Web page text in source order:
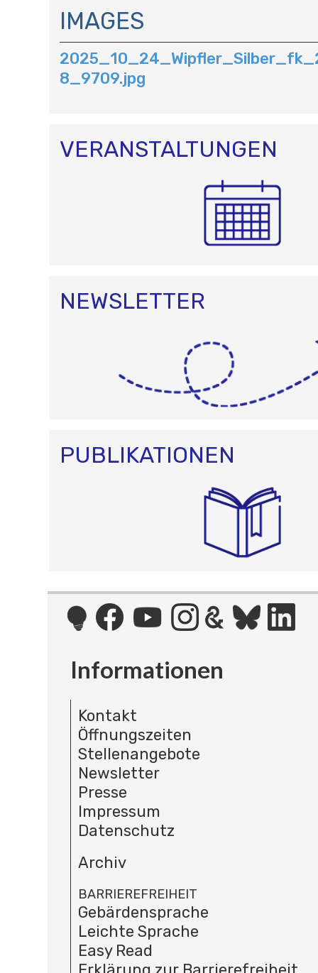
A
V
I
G
A
N
IMAGES
8_9709.jpg
VERANSTALTUNGEN
NEWSLETTER
PUBLIKATIONEN
Informationen
Kontakt
Öffnungszeiten
Stellenangebote
Newsletter
Presse
Impressum
Datenschutz
Archiv
BARRIEREFREIHEIT
Gebärdensprache
Leichte Sprache
Easy Read